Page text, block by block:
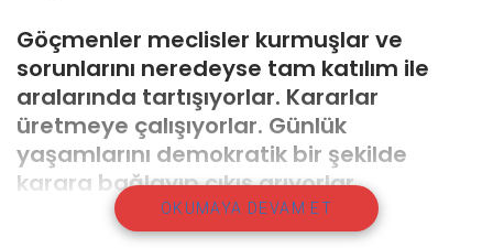
Göçmenler meclisler kurmuşlar ve
sorunlarını neredeyse tam katılım ile
aralarında tartışıyorlar. Kararlar
üretmeye çalışıyorlar. Günlük
yaşamlarını demokratik bir şekilde
karara bağlayıp çıkış arıyorlar.
Meksika’da ABD sınırına dayanan göçmen
OKUMAYA DEVAM ET